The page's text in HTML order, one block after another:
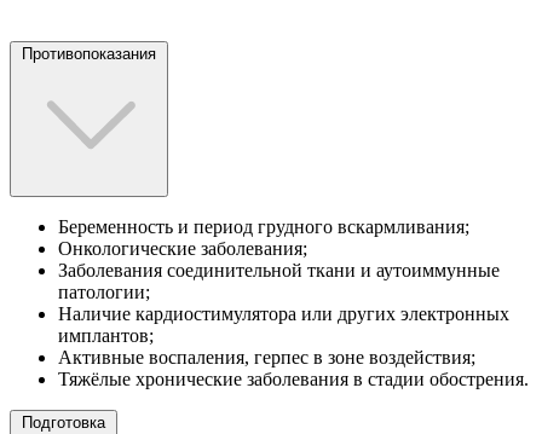
Противопоказания
Беременность и период грудного вскармливания;
Онкологические заболевания;
Заболевания соединительной ткани и аутоиммунные
патологии;
Наличие кардиостимулятора или других электронных
имплантов;
Активные воспаления, герпес в зоне воздействия;
Тяжёлые хронические заболевания в стадии обострения.
Подготовка